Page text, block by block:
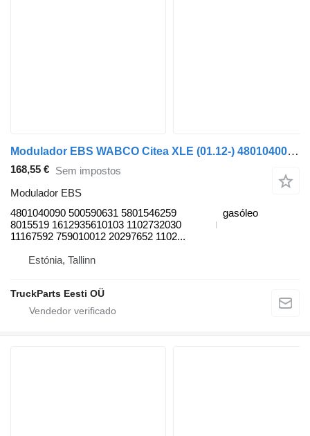
Modulador EBS WABCO Citea XLE (01.12-) 4801040090 para autocarro Solaris Citea XLE, SLE (2012-)
168,55 € Sem impostos
Modulador EBS
4801040090 500590631 5801546259
8015519 1612935610103 1102732030
11167592 759010012 20297652 1102...
gasóleo
Estónia, Tallinn
TruckParts Eesti OÜ